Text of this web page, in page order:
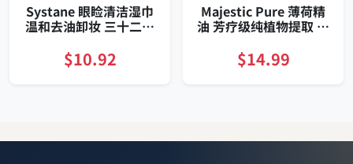
Systane 眼睑清洁湿巾
温和去油卸妆 三十二片
$10.92
Majestic Pure 薄荷精
油 芳疗级纯植物提取 大
$14.99